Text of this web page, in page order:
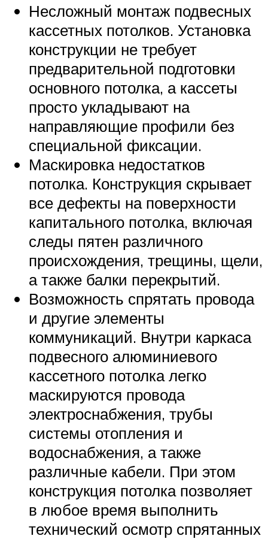
Несложный монтаж подвесных
кассетных потолков. Установка
конструкции не требует
предварительной подготовки
основного потолка, а кассеты
просто укладывают на
направляющие профили без
специальной фиксации.
Маскировка недостатков
потолка. Конструкция скрывает
все дефекты на поверхности
капитального потолка, включая
следы пятен различного
происхождения, трещины, щели,
а также балки перекрытий.
Возможность спрятать провода
и другие элементы
коммуникаций. Внутри каркаса
подвесного алюминиевого
кассетного потолка легко
маскируются провода
электроснабжения, трубы
системы отопления и
водоснабжения, а также
различные кабели. При этом
конструкция потолка позволяет
в любое время выполнить
технический осмотр спрятанных